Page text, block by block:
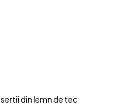
din lemn de tec